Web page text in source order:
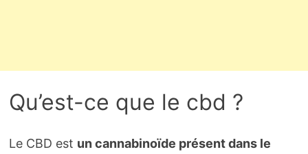
Qu’est-ce que le cbd ?
Le CBD est un cannabinoïde présent dans le